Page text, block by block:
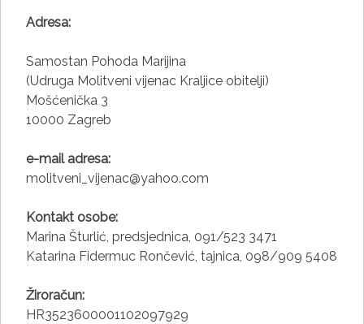
Adresa:
Samostan Pohoda Marijina
(Udruga Molitveni vijenac Kraljice obitelji)
Mošćenička 3
10000 Zagreb
e-mail adresa:
molitveni_vijenac@yahoo.com
Kontakt osobe:
Marina Šturlić, predsjednica, 091/523 3471
Katarina Fidermuc Rončević, tajnica, 098/909 5408
Žiroračun:
HR3523600001102097929